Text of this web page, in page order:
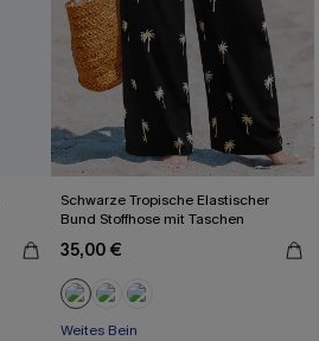
Schwarze Tropische Elastischer
Bund Stoffhose mit Taschen
35,00 €
Weites Bein